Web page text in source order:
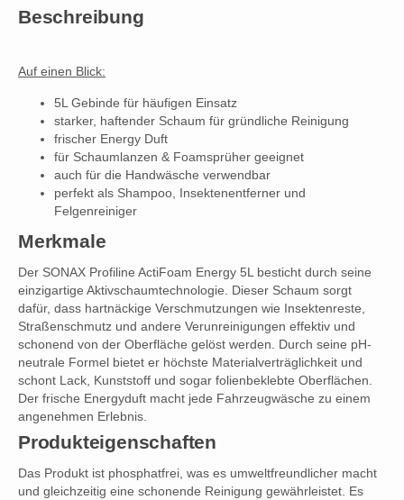
Beschreibung
Auf einen Blick:
5L Gebinde für häufigen Einsatz
starker, haftender Schaum für gründliche Reinigung
frischer Energy Duft
für Schaumlanzen & Foamsprüher geeignet
auch für die Handwäsche verwendbar
perfekt als Shampoo, Insektenentferner und
Felgenreiniger
Merkmale
Der SONAX Profiline ActiFoam Energy 5L besticht durch seine
einzigartige Aktivschaumtechnologie. Dieser Schaum sorgt
dafür, dass hartnäckige Verschmutzungen wie Insektenreste,
Straßenschmutz und andere Verunreinigungen effektiv und
schonend von der Oberfläche gelöst werden. Durch seine pH-
neutrale Formel bietet er höchste Materialverträglichkeit und
schont Lack, Kunststoff und sogar folienbeklebte Oberflächen.
Der frische Energyduft macht jede Fahrzeugwäsche zu einem
angenehmen Erlebnis.
Produkteigenschaften
Das Produkt ist phosphatfrei, was es umweltfreundlicher macht
und gleichzeitig eine schonende Reinigung gewährleistet. Es